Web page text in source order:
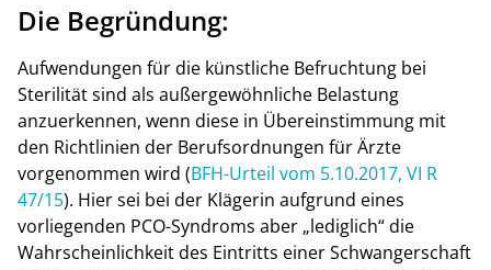
Die Begründung:
Aufwendungen für die künstliche Befruchtung bei
Sterilität sind als außergewöhnliche Belastung
anzuerkennen, wenn diese in Übereinstimmung mit
den Richtlinien der Berufsordnungen für Ärzte
vorgenommen wird (BFH-Urteil vom 5.10.2017, VI R
47/15). Hier sei bei der Klägerin aufgrund eines
vorliegenden PCO-Syndroms aber „lediglich“ die
Wahrscheinlichkeit des Eintritts einer Schwangerschaft